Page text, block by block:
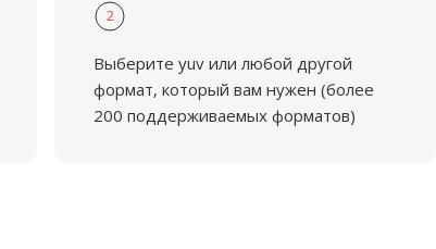
2
Выберите yuv или любой другой
формат, который вам нужен (более
200 поддерживаемых форматов)